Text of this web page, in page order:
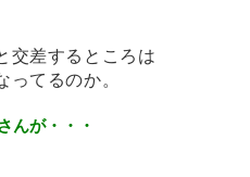
交差するところは
ってるのか。
んが・・・